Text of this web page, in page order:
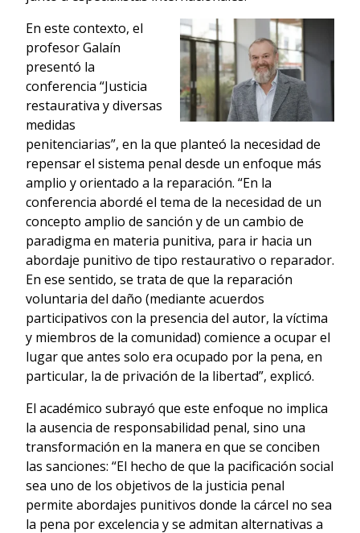
En este contexto, el
profesor Galaín
presentó la
conferencia “Justicia
restaurativa y diversas
medidas
penitenciarias”, en la que planteó la necesidad de
repensar el sistema penal desde un enfoque más
amplio y orientado a la reparación. “En la
conferencia abordé el tema de la necesidad de un
concepto amplio de sanción y de un cambio de
paradigma en materia punitiva, para ir hacia un
abordaje punitivo de tipo restaurativo o reparador.
En ese sentido, se trata de que la reparación
voluntaria del daño (mediante acuerdos
participativos con la presencia del autor, la víctima
y miembros de la comunidad) comience a ocupar el
lugar que antes solo era ocupado por la pena, en
particular, la de privación de la libertad”, explicó.
El académico subrayó que este enfoque no implica
la ausencia de responsabilidad penal, sino una
transformación en la manera en que se conciben
las sanciones: “El hecho de que la pacificación social
sea uno de los objetivos de la justicia penal
permite abordajes punitivos donde la cárcel no sea
la pena por excelencia y se admitan alternativas a